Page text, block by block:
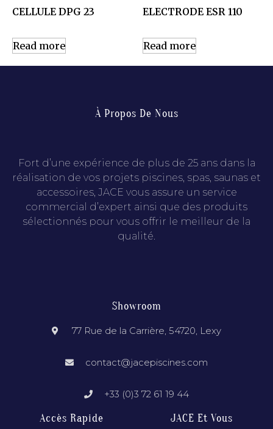
CELLULE DPG 23
Read more
ELECTRODE ESR 110
Read more
À Propos De Nous
Fort d’une expérience de plus de 25 ans dans la
réalisation de vos projets piscines, spas, saunas et
accessoires, JACE vous assure un service
commercial d’expert ainsi que des produits
sélectionnés pour vous offrir le meilleur de la
qualité.
Showroom
77 Rue de la Carrière, 54720, Lexy
contact@jacepiscines.com
+33 (0)3 72 61 19 44
Accès Rapide JACE Et Vous